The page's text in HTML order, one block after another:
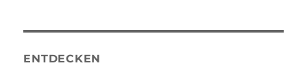
ENTDECKEN